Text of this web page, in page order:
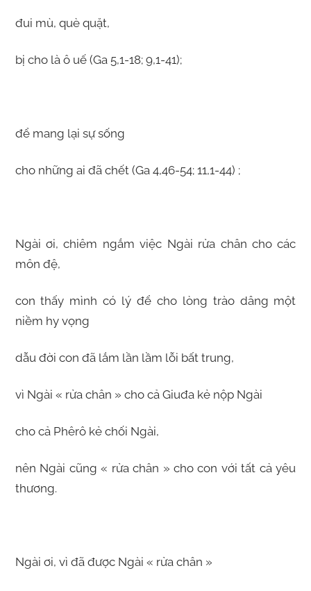
đui mù, què quặt,
bị cho là ô uế (Ga 5,1-18; 9,1-41);
để mang lại sự sống
cho những ai đã chết (Ga 4,46-54; 11,1-44) ;
Ngài ơi, chiêm ngắm việc Ngài rửa chân cho các
môn đệ,
con thấy mình có lý để cho lòng trào dâng một
niềm hy vọng
dẫu đời con đã lắm lần lầm lỗi bất trung,
vì Ngài « rửa chân » cho cả Giuđa kẻ nộp Ngài
cho cả Phêrô kẻ chối Ngài,
nên Ngài cũng « rửa chân » cho con với tất cả yêu
thương.
Ngài ơi, vì đã được Ngài « rửa chân »